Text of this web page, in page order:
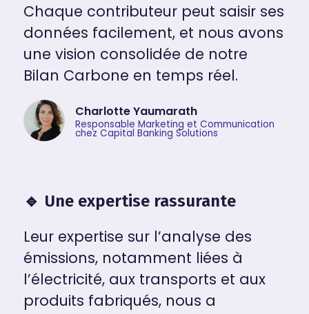
Chaque contributeur peut saisir ses
données facilement, et nous avons
une vision consolidée de notre
Bilan Carbone en temps réel.
Charlotte Yaumarath
Responsable Marketing et Communication
chez Capital Banking Solutions
🔹 Une expertise rassurante
Leur expertise sur l’analyse des
émissions, notamment liées à
l’électricité, aux transports et aux
produits fabriqués, nous a